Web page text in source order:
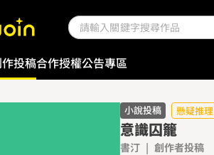
投稿合作授權公告專區
小說投稿 懸疑推理
意識囚籠
書汀 | 創作者投稿